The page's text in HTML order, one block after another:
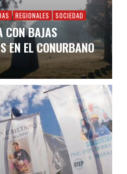
REGIONALES SOCIEDAD
CON BAJAS
EN EL CONURBANO